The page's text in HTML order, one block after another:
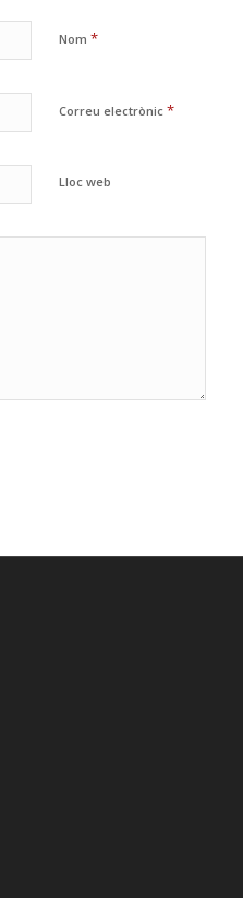
Nom *
Correu electrònic *
Lloc web